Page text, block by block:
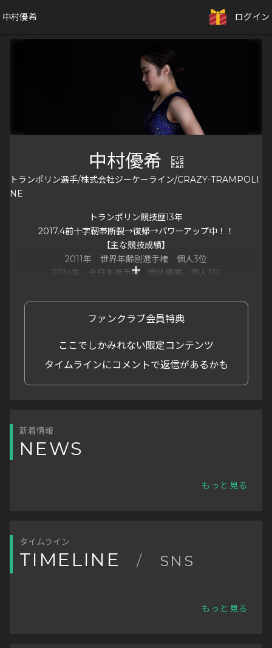
中村優希 ログイン
中村優希
トランポリン選手/株式会社ジーケーライン/CRAZY-TRAMPOLI
NE
トランポリン競技歴13年
2017.4前十字靭帯断裂→復帰→パワーアップ中！！
【主な競技成績】
2011年 世界年齢別選手権 個人3位
2014年 全日本選手権 団体優勝、個人3位
入賞
2020年 全日本選手権 シンクロ優勝、団体準優勝、
2021年 日本代表最終選考会 7位
add
ファンクラブ会員特典
ここでしかみれない限定コンテンツ
タイムラインにコメントで返信があるかも
新着情報
NEWS
もっと見る
タイムライン
TIMELINE / SNS
もっと見る